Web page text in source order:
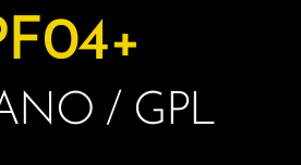
/ GPL